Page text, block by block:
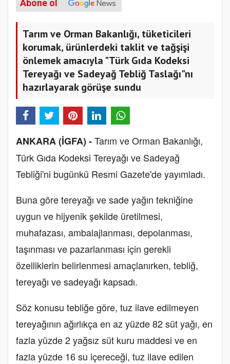
Abone ol
Tarım ve Orman Bakanlığı, tüketicileri
korumak, ürünlerdeki taklit ve tağşişi
önlemek amacıyla "Türk Gıda Kodeksi
Tereyağı ve Sadeyağ Tebliğ Taslağı"nı
hazırlayarak görüşe sundu
ANKARA (İGFA) -Tarım ve Orman Bakanlığı,
Türk Gıda Kodeksi Tereyağı ve Sadeyağ
Tebliği'ni bugünkü Resmi Gazete'de yayımladı.
Buna göre tereyağı ve sade yağın tekniğine
uygun ve hijyenik şekilde üretilmesi,
muhafazası, ambalajlanması, depolanması,
taşınması ve pazarlanması için gerekli
özelliklerin belirlenmesi amaçlanırken, tebliğ,
tereyağı ve sadeyağı kapsadı.
Söz konusu tebliğe göre, tuz ilave edilmeyen
tereyağının ağırlıkça en az yüzde 82 süt yağı, en
fazla yüzde 2 yağsız süt kuru maddesi ve en
fazla yüzde 16 su içereceği, tuz ilave edilen